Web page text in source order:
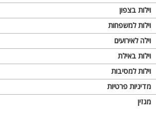
וילות בצפון
וילות למשפחות
וילה לאירועים
וילות באילת
וילות למסיבות
מדיניות פרטיות
מגזין